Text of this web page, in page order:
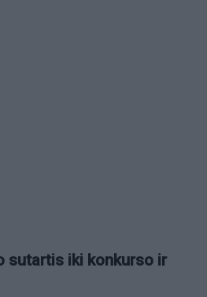
sutartis iki konkurso ir